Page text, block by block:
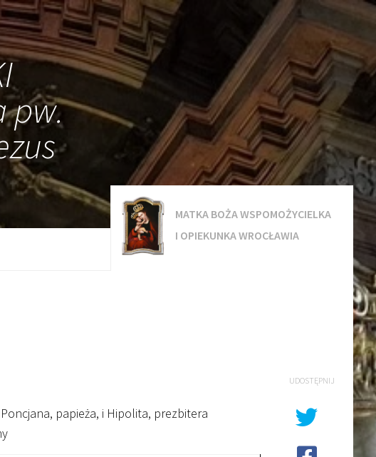
pw.
MATKA BOŻA WSPOMOŻYCIELKA
I OPIEKUNKA WROCŁAWIA
papieża, i Hipolita, prezbitera
UDOSTĘPNIJ